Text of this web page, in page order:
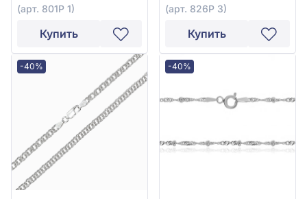
(арт. 801Р 1)
Купить
(арт. 826Р 3)
Купить
-40% -40%